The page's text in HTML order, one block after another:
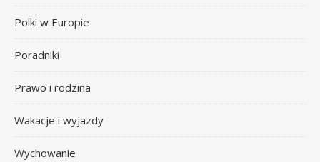
Polki w Europie
Poradniki
Prawo i rodzina
Wakacje i wyjazdy
Wychowanie